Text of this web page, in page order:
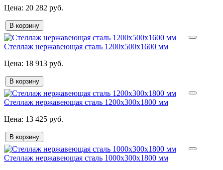
20 282 руб.
В корзину
Стеллаж нержавеющая сталь 1200х500х1600 мм
18 913 руб.
В корзину
Стеллаж нержавеющая сталь 1200х300х1800 мм
13 425 руб.
В корзину
Стеллаж нержавеющая сталь 1000х300х1800 мм